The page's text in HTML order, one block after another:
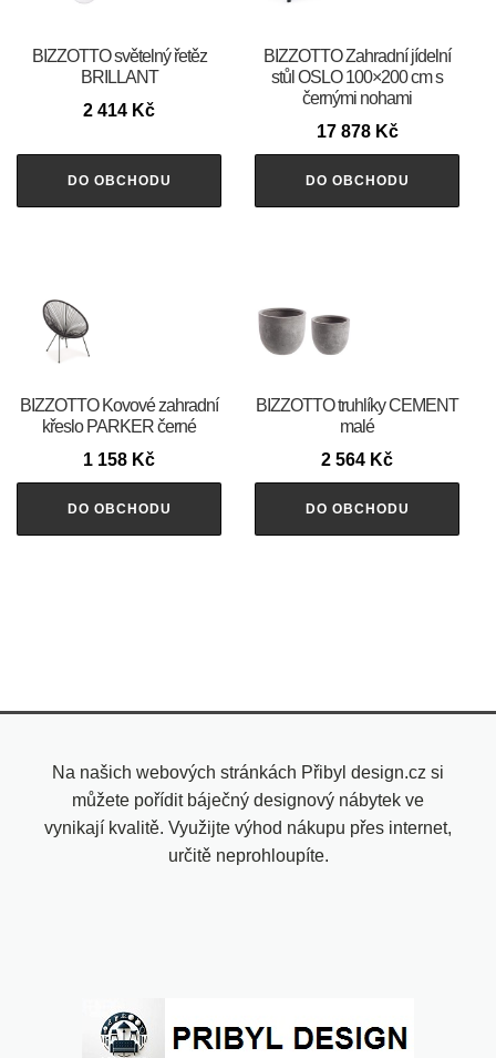
BIZZOTTO světelný řetěz
BRILLANT
2 414 Kč
DO OBCHODU
BIZZOTTO Zahradní jídelní
stůl OSLO 100×200 cm s
černými nohami
17 878 Kč
DO OBCHODU
BIZZOTTO Kovové zahradní
křeslo PARKER černé
1 158 Kč
DO OBCHODU
BIZZOTTO truhlíky CEMENT
malé
2 564 Kč
DO OBCHODU
Na našich webových stránkách Přibyl design.cz si
můžete pořídit báječný designový nábytek ve
vynikají kvalitě. Využijte výhod nákupu přes internet,
určitě neprohloupíte.